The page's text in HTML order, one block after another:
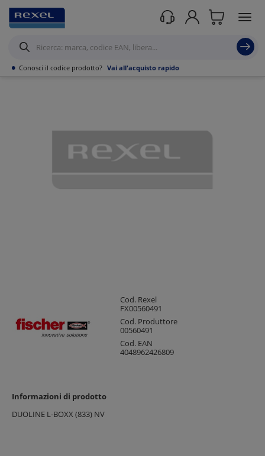
• Conosci il codice prodotto? Vai all'acquisto rapido
Prodotti /
Cod. Rexel
FX00560491
Cod. Produttore
00560491
Cod. EAN
4048962426809
Informazioni di prodotto
DUOLINE L-BOXX (833) NV